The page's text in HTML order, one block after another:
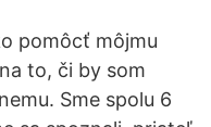
pomôcť môjmu
to, či by som
Sme spolu 6